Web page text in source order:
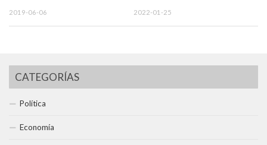
2019-06-06 2022-01-25
CATEGORÍAS
Política
Economía